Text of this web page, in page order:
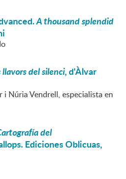
A thousand splendid
llavors del silenci, d'Àlvar
Núria Vendrell, especialista en
del
Ediciones Oblicuas,